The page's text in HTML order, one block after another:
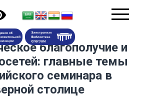
благополучие и
главные темы
семинара в
столице